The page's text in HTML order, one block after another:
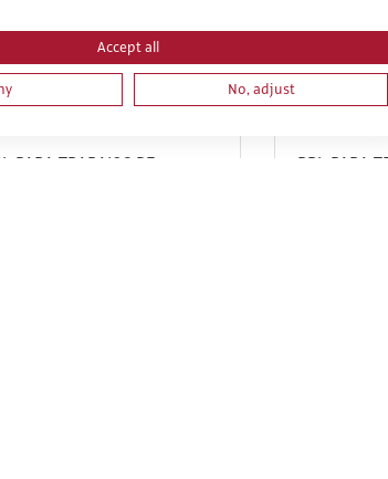
PARA TRABAJOS DE
PRL PARA
Accept all
No, adjust